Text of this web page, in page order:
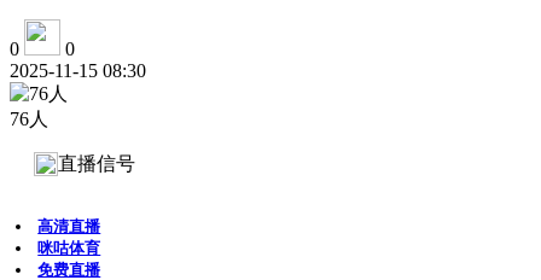
0
0
2025-11-15 08:30
76人
直播信号
高清直播
咪咕体育
免费直播